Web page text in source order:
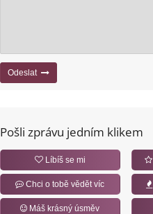
Odeslat
Pošli zprávu jedním klikem
Líbíš se mi
Chci o tobě vědět víc
Máš krásný úsměv